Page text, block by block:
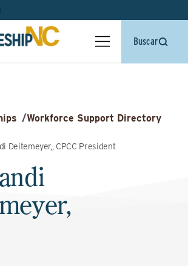
Buscar
/Workforce Support Directory
Deitemeyer,, CPCC President